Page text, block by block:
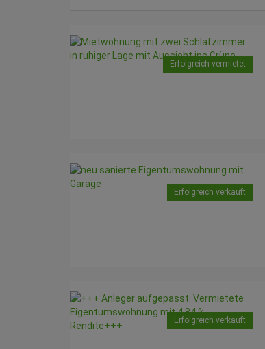
Erfolgreich vermietet
Erfolgreich verkauft
Erfolgreich verkauft